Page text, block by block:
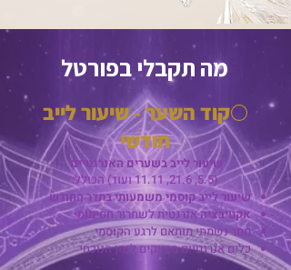
מה תקבלי בפורטל
🌕קוד השער - שיעור לייב
חודשי
שיעור לייב בשערים האנרגטיים
(5.5, 21.6, 11.11 ועוד) הכולל:
שיעור לייב קוסמי משמעותי בתדר החודש
אקטיבציהאנרגטית לשחרור חסימות
מסר נשמתי מותאם לרגע הקוסמי
כלים אנרגטיים מדויקים לזמן הנוכחי